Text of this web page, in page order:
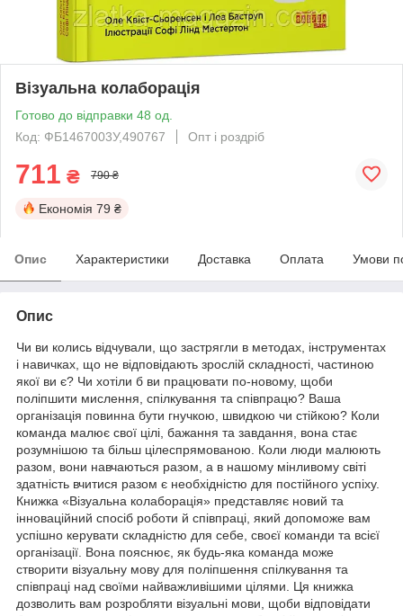
Візуальна колаборація
Готово до відправки 48 од.
Код: ФБ1467003У,490767
Опт і роздріб
711 ₴ 790 ₴
Економія 79 ₴
Опис Характеристики Доставка Оплата Умови
Опис
Чи ви колись відчували, що застрягли в методах, інструментах
і навичках, що не відповідають зрослій складності, частиною
якої ви є? Чи хотіли б ви працювати по-новому, щоби
поліпшити мислення, спілкування та співпрацю? Ваша
організація повинна бути гнучкою, швидкою чи стійкою? Коли
команда малює свої цілі, бажання та завдання, вона стає
розумнішою та більш цілеспрямованою. Коли люди малюють
разом, вони навчаються разом, а в нашому мінливому світі
здатність вчитися разом є необхідністю для постійного успіху.
Книжка «Візуальна колаборація» представляє новий та
інноваційний спосіб роботи й співпраці, який допоможе вам
успішно керувати складністю для себе, своєї команди та ­всієї
організації. Вона пояснює, як будь-яка команда може
створити візуальну мову для поліпшення спілкування та
співпраці над своїми найважливішими цілями. Ця книжка
дозволить вам розробляти візуальні мови, щоби відповідати